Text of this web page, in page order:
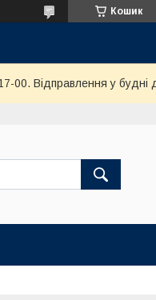
Кошик
00. Відправлення у будні